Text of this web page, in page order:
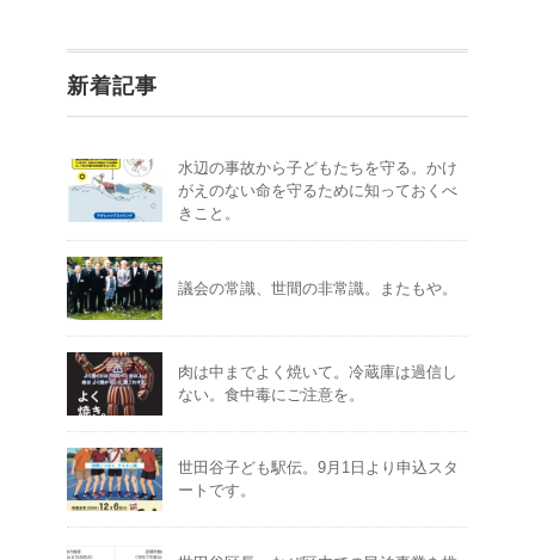
新着記事
水辺の事故から子どもたちを守る。かけ
がえのない命を守るために知っておくべ
きこと。
議会の常識、世間の非常識。またもや。
肉は中までよく焼いて。冷蔵庫は過信し
ない。食中毒にご注意を。
世田谷子ども駅伝。9月1日より申込スタ
ートです。